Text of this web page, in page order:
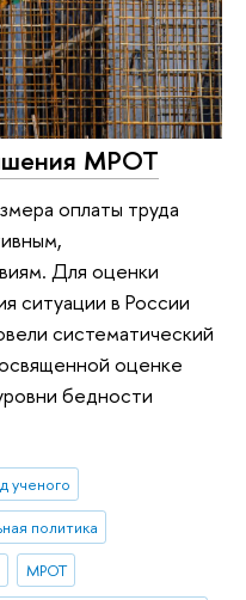
МРОТ
оплаты труда
Для оценки
ситуации в России
систематический
оценке
бедности
ученого
политика
МРОТ